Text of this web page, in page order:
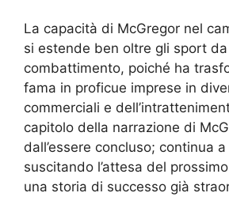
La capacità di McGregor nel
si estende ben oltre gli sport da
combattimento, poiché ha
fama in proficue imprese in
commerciali e
capitolo della narrazione di
dall’essere concluso; continua
suscitando l’attesa del
una storia di successo già